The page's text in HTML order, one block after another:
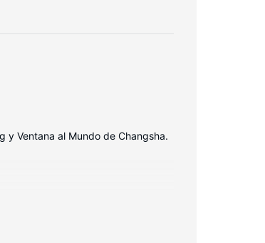
y Ventana al Mundo de Changsha.